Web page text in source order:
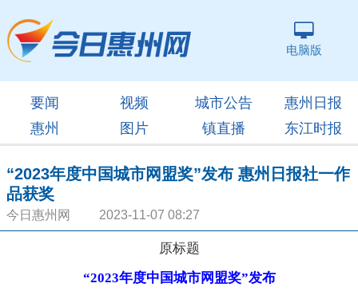
电脑版
要闻 视频 城市公告
惠州日报
惠州
图片 镇直播 东江时报
“2023年度中国城市网盟奖”发布 惠州日报社一作
品获奖
今日惠州网 2023-11-07 08:27
原标题
“2023年度中国城市网盟奖”发布